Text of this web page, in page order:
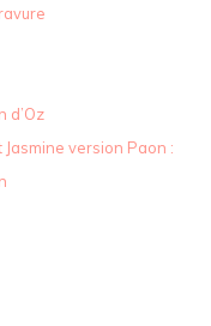
d’Oz
Jasmine version Paon :